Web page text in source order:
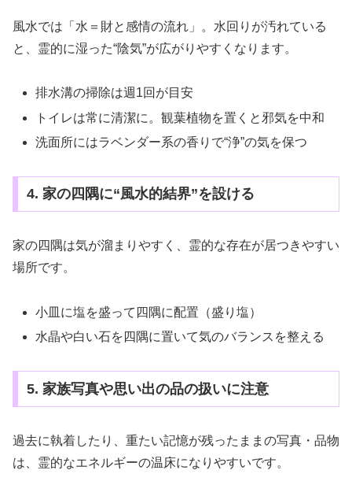
風水では「水＝財と感情の流れ」。水回りが汚れている
と、霊的に湿った“陰気”が広がりやすくなります。
排水溝の掃除は週1回が目安
トイレは常に清潔に。観葉植物を置くと邪気を中和
洗面所にはラベンダー系の香りで“浄”の気を保つ
4. 家の四隅に“風水的結界”を設ける
家の四隅は気が溜まりやすく、霊的な存在が居つきやすい
場所です。
小皿に塩を盛って四隅に配置（盛り塩）
水晶や白い石を四隅に置いて気のバランスを整える
5. 家族写真や思い出の品の扱いに注意
過去に執着したり、重たい記憶が残ったままの写真・品物
は、霊的なエネルギーの温床になりやすいです。